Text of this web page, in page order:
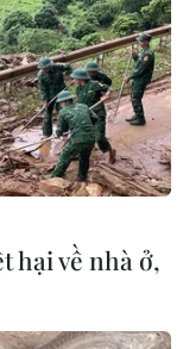
hại về nhà ở,